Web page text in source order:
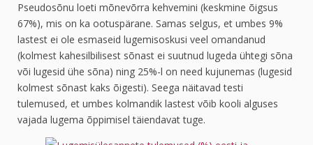
Pseudosõnu loeti mõnevõrra kehvemini (keskmine õigsus
67%), mis on ka ootuspärane. Samas selgus, et umbes 9%
lastest ei ole esmaseid lugemisoskusi veel omandanud
(kolmest kahesilbilisest sõnast ei suutnud lugeda ühtegi sõna
või lugesid ühe sõna) ning 25%-l on need kujunemas (lugesid
kolmest sõnast kaks õigesti). Seega näitavad testi
tulemused, et umbes kolmandik lastest võib kooli alguses
vajada lugema õppimisel täiendavat tuge.